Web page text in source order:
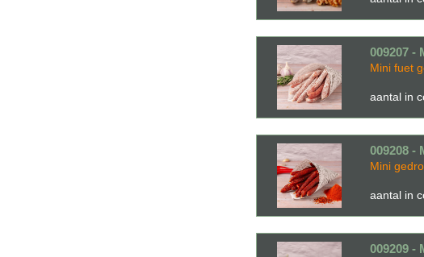
009207 -
Mini fuet
aantal in
009208 -
Mini
aantal in
009209 -